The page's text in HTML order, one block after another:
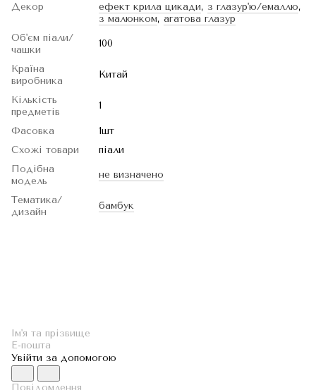
Декор
ефект крила цикади, з глазур'ю/емаллю,
з малюнком, агатова глазур
Об'єм піали/
чашки
100
Країна
виробника
Китай
Кількість
предметів
1
Фасовка
1шт
Схожі товари
піали
Подібна
модель
не визначено
Тематика/
дизайн
бамбук
Увійти за допомогою